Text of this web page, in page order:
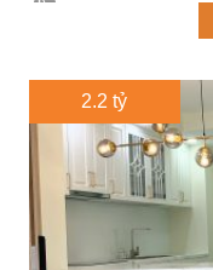
2.2 tỷ